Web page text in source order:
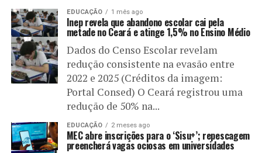
EDUCAÇÃO 1 mês ago
Inep revela que abandono escolar cai pela
metade no Ceará e atinge 1,5% no Ensino Médio
Dados do Censo Escolar revelam
redução consistente na evasão entre
2022 e 2025 (Créditos da imagem:
Portal Consed) O Ceará registrou uma
redução de 50% na...
EDUCAÇÃO 2 meses ago
MEC abre inscrições para o ‘Sisu+’; repescagem
preencherá vagas ociosas em universidades